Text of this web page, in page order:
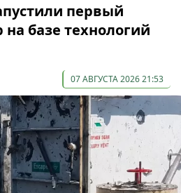
первый
базе технологий
07 АВГУСТА 2026 21:53